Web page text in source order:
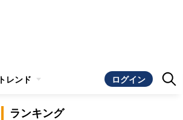
トレンド ログイン
ランキング